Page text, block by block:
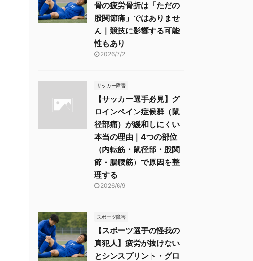
骨の疲労骨折は「ただの
股関節痛」ではありませ
ん｜競技に影響する可能
性もあり
2026/7/2
サッカー障害
【サッカー選手必見】グ
ロインペイン症候群（鼠
径部痛）が緩和しにくい
本当の理由｜4つの部位
（内転筋・鼠径部・股関
節・腸腰筋）で原因を整
理する
2026/6/9
スポーツ障害
【スポーツ選手の怪我の
真犯人】疲労が抜けない
とシンスプリント・グロ